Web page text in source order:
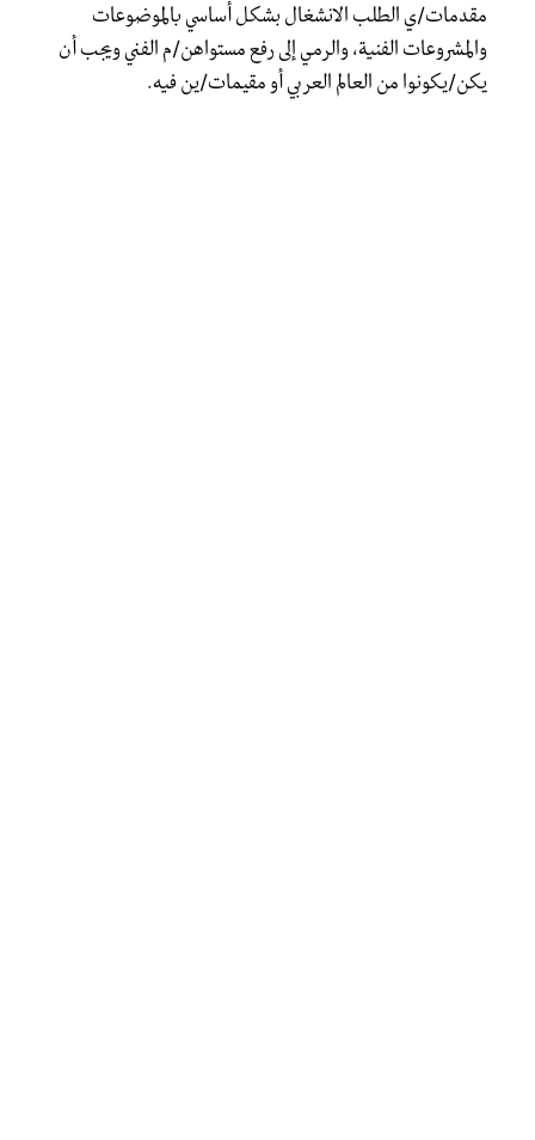
مقدمات/ي الطلب الانشغال بشكل أساسي بالموضوعات
والمشروعات الفنية، والرمي إلى رفع مستواهن/م الفني ويجب أن
يكن/يكونوا من العالم العربي أو مقيمات/ين فيه.